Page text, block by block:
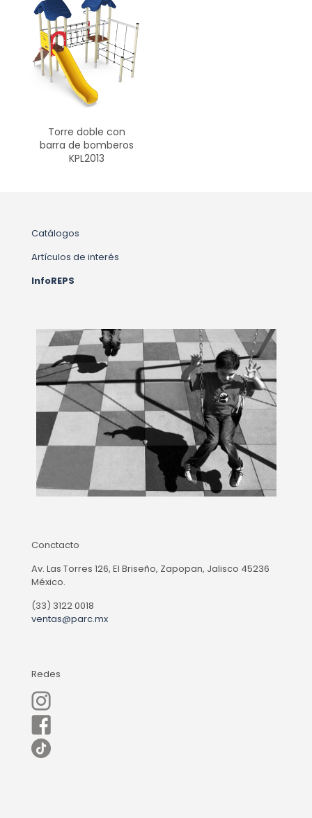
Torre doble con
barra de bomberos
KPL2013
Catálogos
Artículos de interés
InfoREPS
Conctacto
Av. Las Torres 126, El Briseño, Zapopan, Jalisco 45236
México.
(33) 3122 0018
ventas@parc.mx
Redes